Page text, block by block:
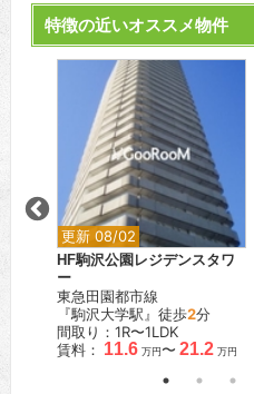
特徴の近いオススメ物件
更新 08/02
HF駒沢公園レジデンスタワ
ー
東急田園都市線
『駒沢大学駅』徒歩2分
間取り：1R〜1LDK
賃料： 11.6 万円〜 21.2 万円